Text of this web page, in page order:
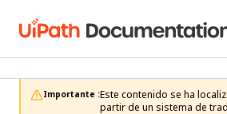
Importante :Este contenido se ha
partir de un sistema de